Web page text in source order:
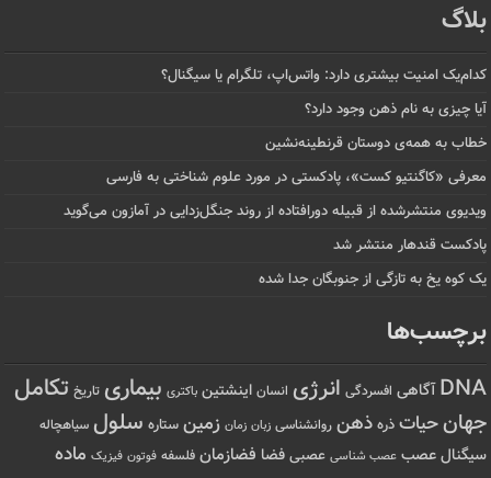
بلاگ
کدام‌یک امنیت بیشتری دارد: واتس‌اپ، تلگرام یا سیگنال؟
آیا چیزی به نام ذهن وجود دارد؟
خطاب به همه‌ی دوستان قرنطینه‌نشین
معرفی «کاگنتیو کست»، پادکستی در مورد علوم شناختی به فارسی
ویدیوی منتشرشده از قبیله دورافتاده‌ از روند جنگل‌زدایی در آمازون می‌گوید
پادکست قندهار منتشر شد
یک کوه یخ به تازگی از جنوبگان جدا شده
برچسب‌ها
DNA آگاهی افسردگی انرژی انسان اینشتین باکتری بیماری تاریخ تکامل
جهانحیات ذره ذهن روانشناسی زبان زمان زمین ستاره سلول سیاهچاله
سیگنال عصب عصب شناسی عصبی فضا فضازمان فلسفه فوتون فیزیک ماده